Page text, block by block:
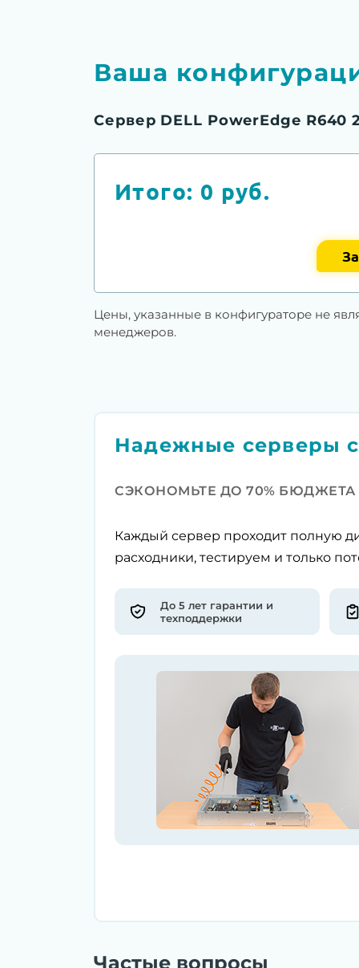
Ваша
Сервер DELL PowerEdge R640
Итого: 0 руб.
Цены, указанные в конфигураторе не
менеджеров.
Надежные серверы
СЭКОНОМЬТЕ ДО 70% БЮДЖЕТА
Каждый сервер проходит полную
расходники, тестируем и только
До 5 лет гарантии и
техподдержки
Частые вопросы